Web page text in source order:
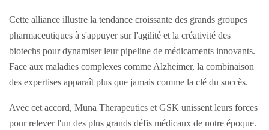
Cette alliance illustre la tendance croissante des grands groupes
pharmaceutiques à s'appuyer sur l'agilité et la créativité des
biotechs pour dynamiser leur pipeline de médicaments innovants.
Face aux maladies complexes comme Alzheimer, la combinaison
des expertises apparaît plus que jamais comme la clé du succès.
Avec cet accord, Muna Therapeutics et GSK unissent leurs forces
pour relever l'un des plus grands défis médicaux de notre époque.